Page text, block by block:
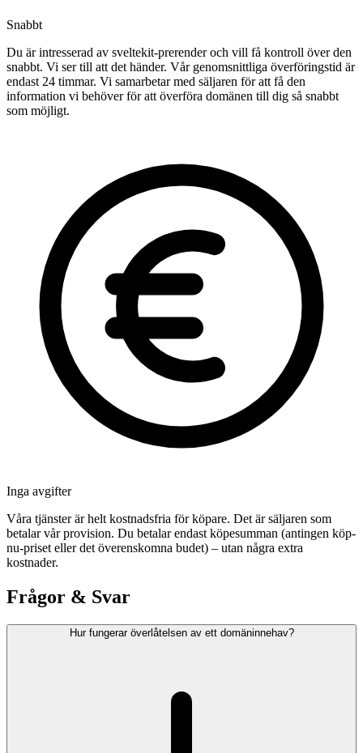
Snabbt
Du är intresserad av sveltekit-prerender och vill få kontroll över den
snabbt. Vi ser till att det händer. Vår genomsnittliga överföringstid är
endast 24 timmar. Vi samarbetar med säljaren för att få den
information vi behöver för att överföra domänen till dig så snabbt
som möjligt.
Inga avgifter
Våra tjänster är helt kostnadsfria för köpare. Det är säljaren som
betalar vår provision. Du betalar endast köpesumman (antingen köp-
nu-priset eller det överenskomna budet) – utan några extra
kostnader.
Frågor & Svar
Hur fungerar överlåtelsen av ett domäninnehav?